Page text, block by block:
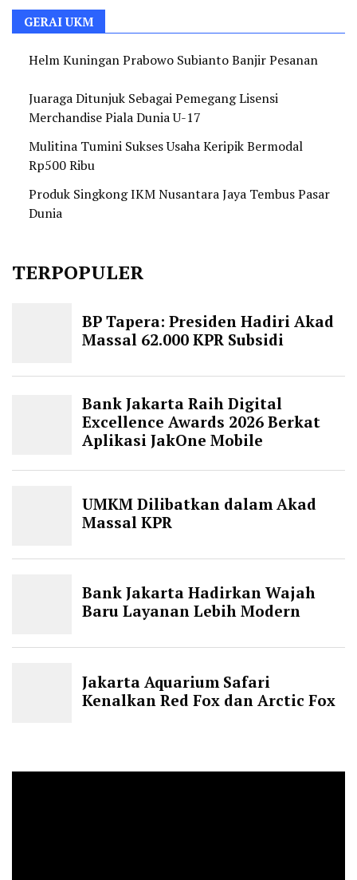
GERAI UKM
Helm Kuningan Prabowo Subianto Banjir Pesanan
Juaraga Ditunjuk Sebagai Pemegang Lisensi
Merchandise Piala Dunia U-17
Mulitina Tumini Sukses Usaha Keripik Bermodal
Rp500 Ribu
Produk Singkong IKM Nusantara Jaya Tembus Pasar
Dunia
TERPOPULER